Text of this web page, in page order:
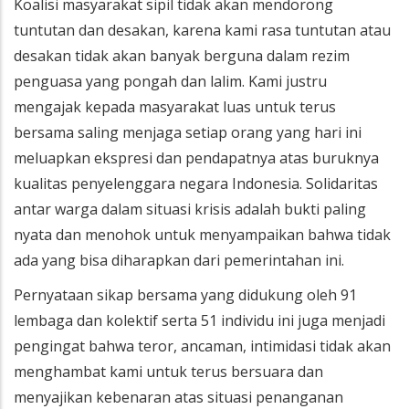
Koalisi masyarakat sipil tidak akan mendorong
tuntutan dan desakan, karena kami rasa tuntutan atau
desakan tidak akan banyak berguna dalam rezim
penguasa yang pongah dan lalim. Kami justru
mengajak kepada masyarakat luas untuk terus
bersama saling menjaga setiap orang yang hari ini
meluapkan ekspresi dan pendapatnya atas buruknya
kualitas penyelenggara negara Indonesia. Solidaritas
antar warga dalam situasi krisis adalah bukti paling
nyata dan menohok untuk menyampaikan bahwa tidak
ada yang bisa diharapkan dari pemerintahan ini.
Pernyataan sikap bersama yang didukung oleh 91
lembaga dan kolektif serta 51 individu ini juga menjadi
pengingat bahwa teror, ancaman, intimidasi tidak akan
menghambat kami untuk terus bersuara dan
menyajikan kebenaran atas situasi penanganan